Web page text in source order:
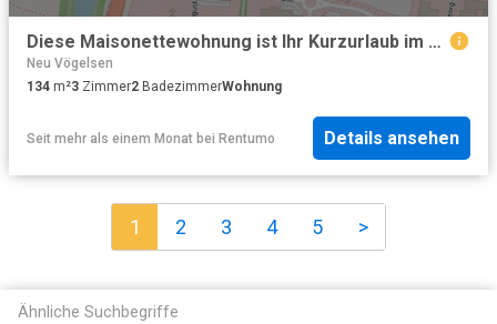
Diese Maisonettewohnung ist Ihr Kurzurlaub im Alltag – mit Daueraufenthalt
Neu Vögelsen
134 m²3 Zimmer2 BadezimmerWohnung
Seit mehr als einem Monat bei Rentumo Details ansehen
1 2 3 4 5 >
Ähnliche Suchbegriffe